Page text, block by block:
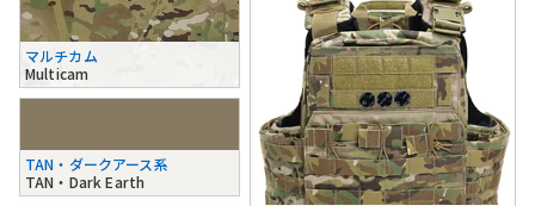
マルチカム
Multicam
TAN・ダークアース系
TAN・Dark Earth